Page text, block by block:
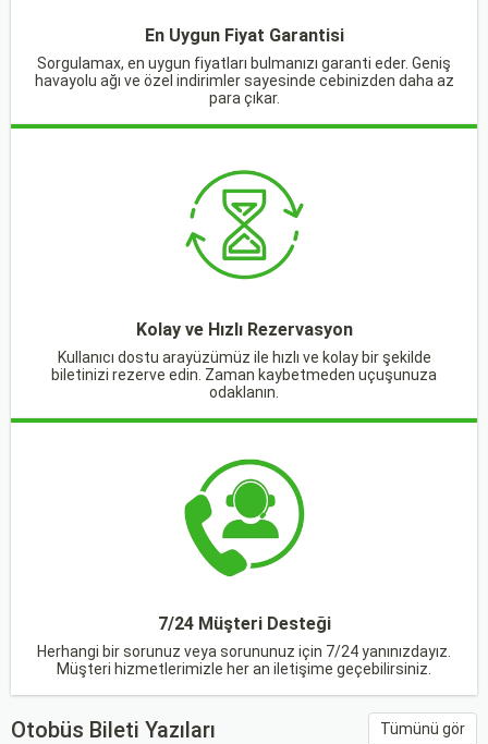
En Uygun Fiyat Garantisi
Sorgulamax, en uygun fiyatları bulmanızı garanti eder. Geniş
havayolu ağı ve özel indirimler sayesinde cebinizden daha az
para çıkar.
Kolay ve Hızlı Rezervasyon
Kullanıcı dostu arayüzümüz ile hızlı ve kolay bir şekilde
biletinizi rezerve edin. Zaman kaybetmeden uçuşunuza
odaklanın.
7/24 Müşteri Desteği
Herhangi bir sorunuz veya sorununuz için 7/24 yanınızdayız.
Müşteri hizmetlerimizle her an iletişime geçebilirsiniz.
Otobüs Bileti Yazıları Tümünü gör